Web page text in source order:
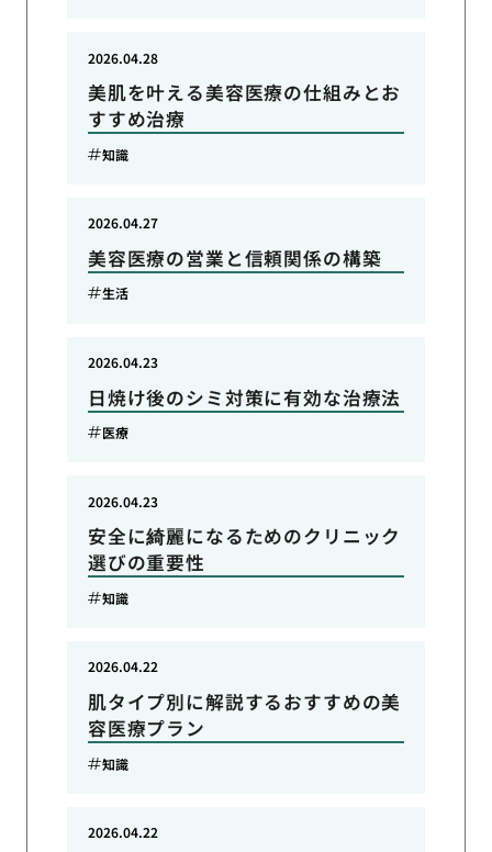
美肌を叶える美容医療の仕組みとお
すすめ治療
2026.04.28
知識
美容医療の営業と信頼関係の構築
2026.04.27
生活
日焼け後のシミ対策に有効な治療法
2026.04.23
医療
安全に綺麗になるためのクリニック
選びの重要性
2026.04.23
知識
肌タイプ別に解説するおすすめの美
容医療プラン
2026.04.22
知識
2026.04.22